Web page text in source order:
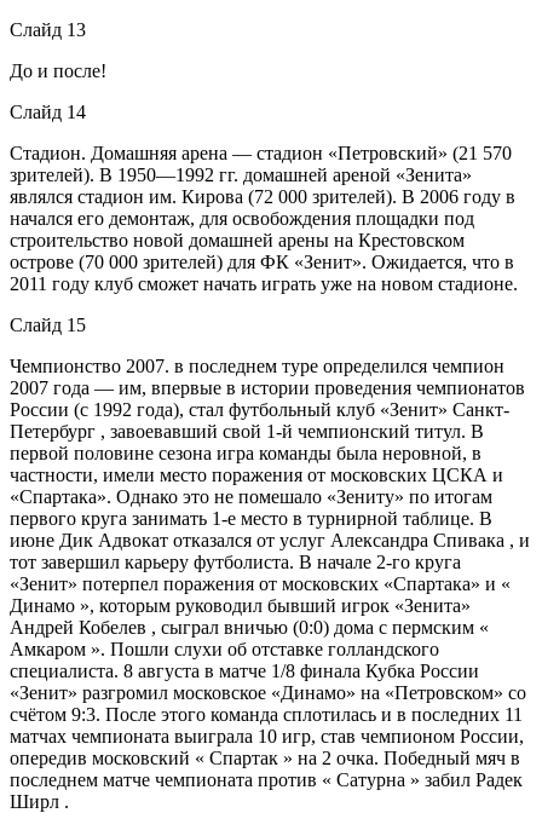
Слайд 13
До и после!
Слайд 14
Стадион. Домашняя арена — стадион «Петровский» (21 570
зрителей). В 1950—1992 гг. домашней ареной «Зенита»
являлся стадион им. Кирова (72 000 зрителей). В 2006 году в
начался его демонтаж, для освобождения площадки под
строительство новой домашней арены на Крестовском
острове (70 000 зрителей) для ФК «Зенит». Ожидается, что в
2011 году клуб сможет начать играть уже на новом стадионе.
Слайд 15
Чемпионство 2007. в последнем туре определился чемпион
2007 года — им, впервые в истории проведения чемпионатов
России (с 1992 года), стал футбольный клуб «Зенит» Санкт-
Петербург , завоевавший свой 1-й чемпионский титул. В
первой половине сезона игра команды была неровной, в
частности, имели место поражения от московских ЦСКА и
«Спартака». Однако это не помешало «Зениту» по итогам
первого круга занимать 1-е место в турнирной таблице. В
июне Дик Адвокат отказался от услуг Александра Спивака , и
тот завершил карьеру футболиста. В начале 2-го круга
«Зенит» потерпел поражения от московских «Спартака» и «
Динамо », которым руководил бывший игрок «Зенита»
Андрей Кобелев , сыграл вничью (0:0) дома с пермским «
Амкаром ». Пошли слухи об отставке голландского
специалиста. 8 августа в матче 1/8 финала Кубка России
«Зенит» разгромил московское «Динамо» на «Петровском» со
счётом 9:3. После этого команда сплотилась и в последних 11
матчах чемпионата выиграла 10 игр, став чемпионом России,
опередив московский « Спартак » на 2 очка. Победный мяч в
последнем матче чемпионата против « Сатурна » забил Радек
Ширл .